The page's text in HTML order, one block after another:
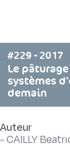
#229 - 2017
Le
systèmes
demain
Auteur
-CAILLY